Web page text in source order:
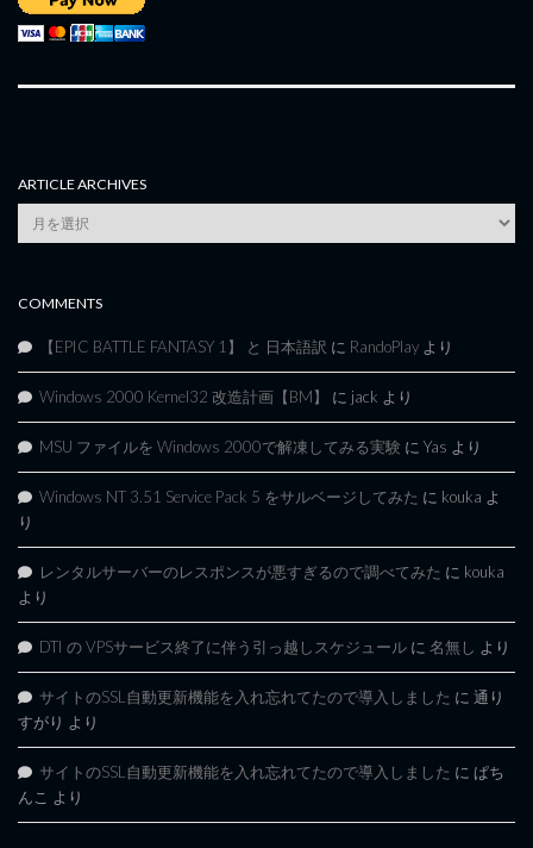
ARTICLE ARCHIVES
Article
Archives
COMMENTS
【EPIC BATTLE FANTASY 1】 と 日本語訳 に RandoPlay より
Windows 2000 Kernel32 改造計画【BM】 に jack より
MSU ファイルを Windows 2000で解凍してみる実験 に Yas より
Windows NT 3.51 Service Pack 5 をサルベージしてみた に kouka よ
り
レンタルサーバーのレスポンスが悪すぎるので調べてみた に kouka
より
DTI の VPSサービス終了に伴う引っ越しスケジュール に 名無し より
サイトのSSL自動更新機能を入れ忘れてたので導入しました に 通り
すがり より
サイトのSSL自動更新機能を入れ忘れてたので導入しました に ぱち
んこ より